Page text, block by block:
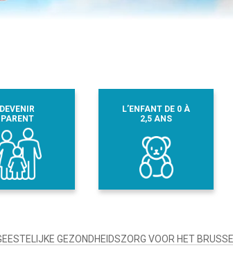
DEVENIR
PARENT
L’ENFANT DE 0 À
2,5 ANS
GEZONDHEIDSZORG VOOR HET